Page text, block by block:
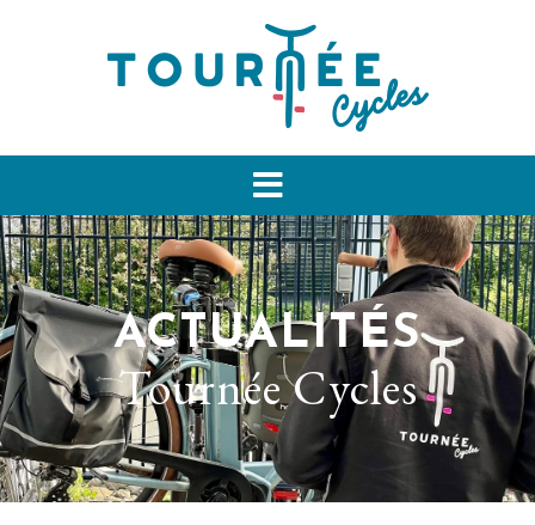
ACTUALITÉS
Tournée Cycles